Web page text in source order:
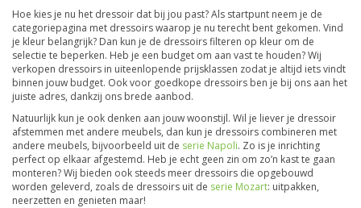
Hoe kies je nu het dressoir dat bij jou past? Als startpunt neem je de
categoriepagina met dressoirs waarop je nu terecht bent gekomen. Vind
je kleur belangrijk? Dan kun je de dressoirs filteren op kleur om de
selectie te beperken. Heb je een budget om aan vast te houden? Wij
verkopen dressoirs in uiteenlopende prijsklassen zodat je altijd iets vindt
binnen jouw budget. Ook voor goedkope dressoirs ben je bij ons aan het
juiste adres, dankzij ons brede aanbod.
Natuurlijk kun je ook denken aan jouw woonstijl. Wil je liever je dressoir
afstemmen met andere meubels, dan kun je dressoirs combineren met
andere meubels, bijvoorbeeld uit de serie Napoli. Zo is je inrichting
perfect op elkaar afgestemd. Heb je echt geen zin om zo’n kast te gaan
monteren? Wij bieden ook steeds meer dressoirs die opgebouwd
worden geleverd, zoals de dressoirs uit de serie Mozart: uitpakken,
neerzetten en genieten maar!